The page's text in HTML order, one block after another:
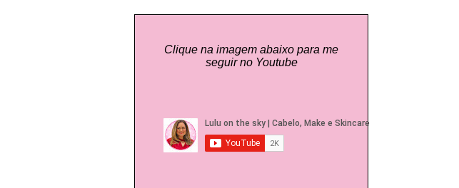
Clique na imagem abaixo para me
seguir no Youtube